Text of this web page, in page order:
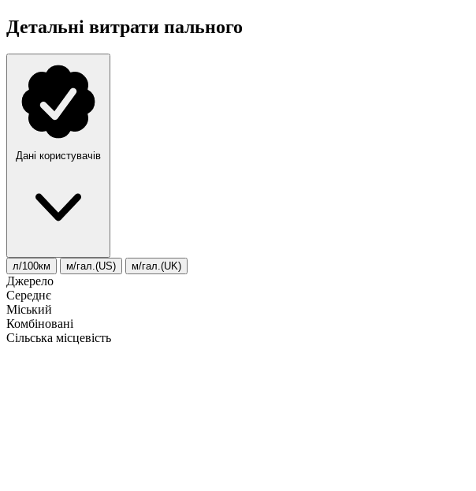
Детальні витрати пального
Дані користувачів
л/100км м/гал.(US) м/гал.(UK)
Джерело
Середнє
Міський
Комбіновані
Сільська місцевість